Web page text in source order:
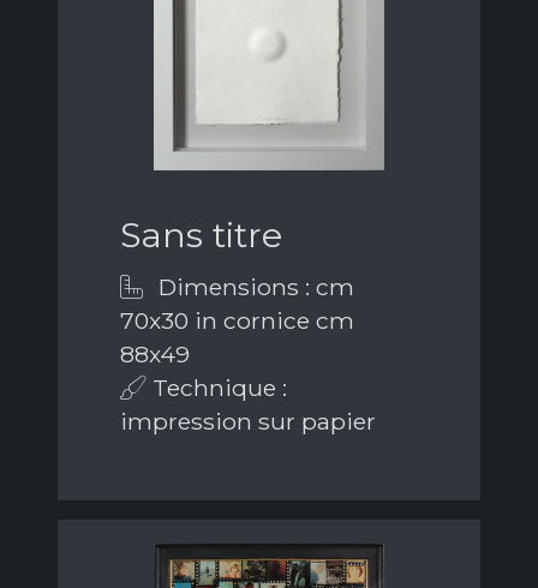
Sans titre
Dimensions : cm
70x30 in cornice cm
88x49
Technique :
impression sur papier